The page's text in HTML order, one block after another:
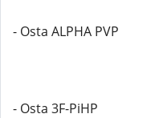
- Osta ALPHA PVP
- Osta 3F-PiHP